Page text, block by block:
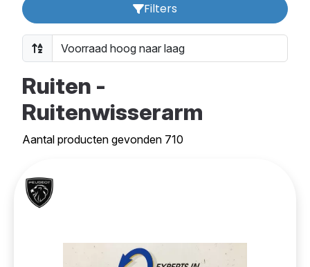
Filters
Ruiten -
Ruitenwisserarm
Aantal producten gevonden 710